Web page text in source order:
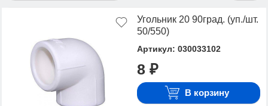
характеристиками, а также сравнить
понравившиеся модели и выбрать лучшую
стоимость.
Для того чтобы купить Угол 90, достаточно
оформить заявку на сайте или связаться с
консультантом в режиме on-line.
Угольник 20 90град. (уп./шт.
50/550)
Артикул: 030033102
8 ₽
В корзину